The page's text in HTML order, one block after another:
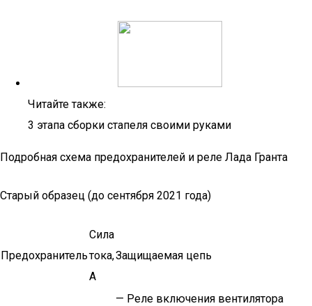
Читайте также:
3 этапа сборки стапеля своими руками
Подробная схема предохранителей и реле Лада Гранта
Старый образец (до сентября 2021 года)
Предохранитель
Сила
тока,
А
Защищаемая цепь
— Реле включения вентилятора